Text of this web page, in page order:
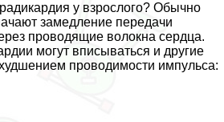
у взрослого? Обычно
замедление передачи
проводящие волокна сердца.
могут вписываться и другие
проводимости импульса: